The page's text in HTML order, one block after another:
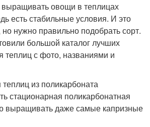
овощи в теплицах
есть стабильные условия. И это
но нужно правильно подобрать сорт.
большой каталог лучших
теплиц с фото, названиями и
из поликарбоната
стационарная поликарбонатная
выращивать даже самые капризные